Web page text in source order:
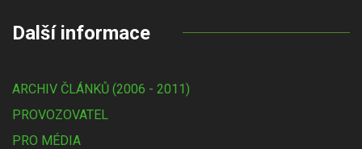
Další informace
ARCHIV ČLÁNKŮ (2006 - 2011)
PROVOZOVATEL
PRO MÉDIA